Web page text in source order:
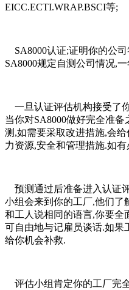
EICC.ECTI.WRAP.BSCI等;
SA8000认证;证明你的公
SA8000规定自测公司情况,
一旦认证评估机构接受了
当你对SA8000做好完全准
测,如需要采取改进措施,会
力资源,安全和管理措施.如
预测通过后准备进入认证
小组会来到你的工厂,他们了
和工人说相同的语言,你要全
可自由地与记雇员谈话.如果
给你机会补救.
评估小组肯定你的工厂完